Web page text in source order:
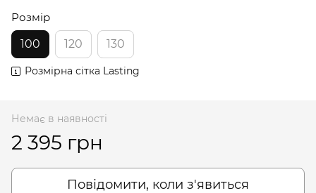
Розмір
100
120 130
Розмірна сітка Lasting
Немає в наявності
2 395 грн
Повідомити, коли з'явиться